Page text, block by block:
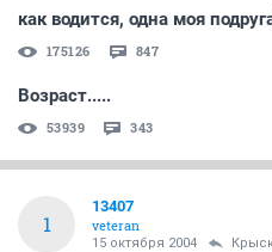
как водится, одна моя
175126 847
Возраст.....
53939 343
1
13407
veteran
15 октября 2004